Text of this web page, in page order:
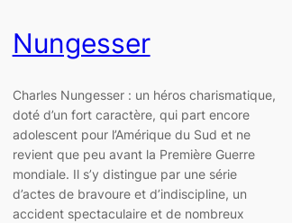
Nungesser
Charles Nungesser : un héros charismatique,
doté d’un fort caractère, qui part encore
adolescent pour l’Amérique du Sud et ne
revient que peu avant la Première Guerre
mondiale. Il s’y distingue par une série
d’actes de bravoure et d’indiscipline, un
accident spectaculaire et de nombreux